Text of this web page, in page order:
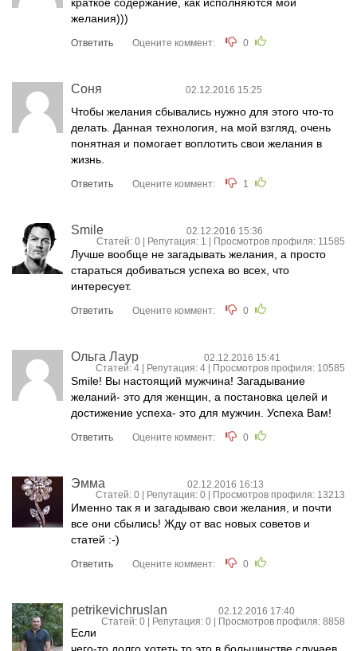
краткое содержание, как исполняются мои
желания)))
Ответить Оцените коммент: 0
Соня 02.12.2016 15:25
Чтобы желания сбывались нужно для этого что-то
делать. Данная технология, на мой взгляд, очень
понятная и помогает воплотить свои желания в
жизнь.
Ответить Оцените коммент: 1
Smile
02.12.2016 15:36
Статей: 0 | Репутация: 1 | Просмотров профиля: 11585
Лучше вообще не загадывать желания, а просто
стараться добиваться успеха во всех, что
интересует.
Ответить Оцените коммент: 0
Ольга Лаур
02.12.2016 15:41
Статей: 4 | Репутация: 4 | Просмотров профиля: 10585
Smile! Вы настоящий мужчина! Загадывание
желаний- это для женщин, а постановка целей и
достижение успеха- это для мужчин. Успеха Вам!
Ответить Оцените коммент: 0
Эмма
02.12.2016 16:13
Статей: 0 | Репутация: 0 | Просмотров профиля: 13213
Именно так я и загадываю свои желания, и почти
все они сбылись! Жду от вас новых советов и
статей :-)
Ответить Оцените коммент: 0
petrikevichruslan
02.12.2016 17:40
Статей: 0 | Репутация: 0 | Просмотров профиля: 8858
Если